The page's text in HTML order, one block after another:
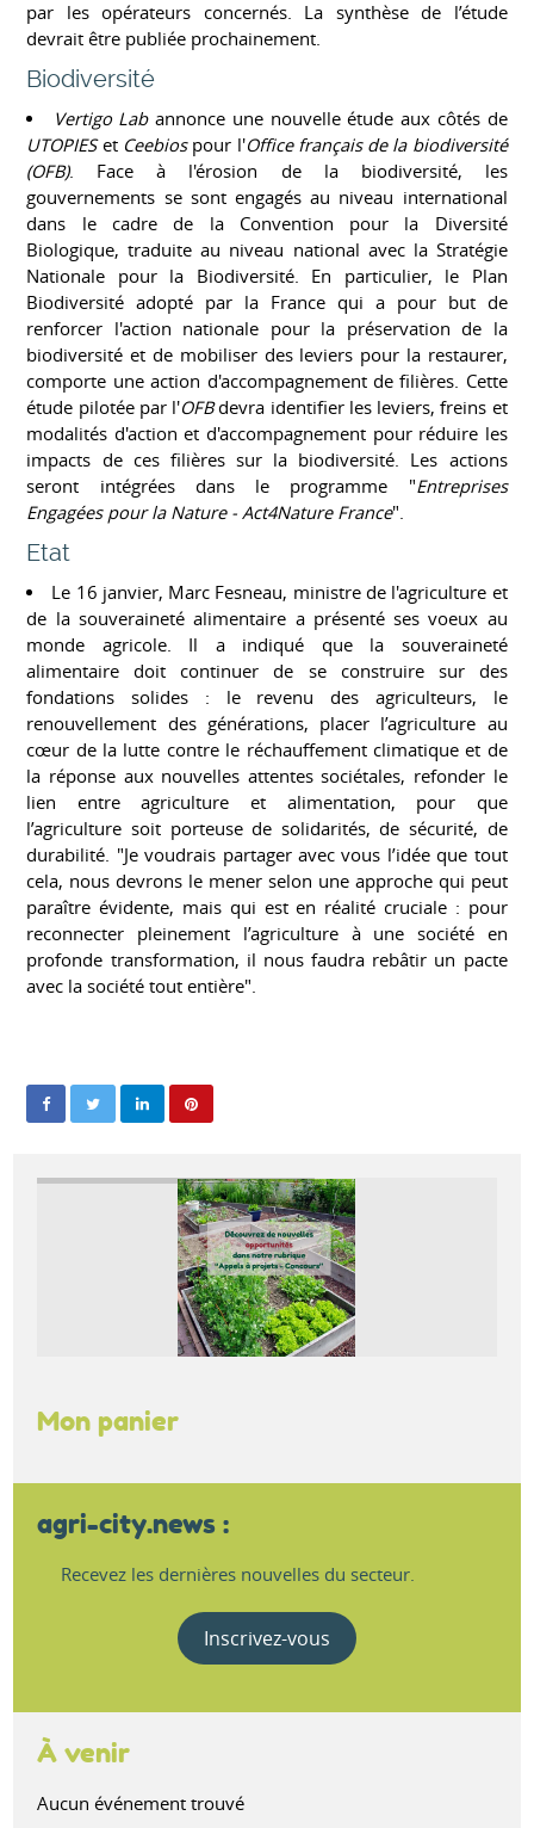
par les opérateurs concernés. La synthèse de l’étude
devrait être publiée prochainement.
Biodiversité
Vertigo Labannonce une nouvelle étude aux côtés de
UTOPIESet Ceebiospour l'Office français de la biodiversité
(OFB). Face à l'érosion de la biodiversité, les
gouvernements se sont engagés au niveau international
dans le cadre de la Convention pour la Diversité
Biologique, traduite au niveau national avec la Stratégie
Nationale pour la Biodiversité. En particulier, le Plan
Biodiversité adopté par la France qui a pour but de
renforcer l'action nationale pour la préservation de la
biodiversité et de mobiliser des leviers pour la restaurer,
comporte une action d'accompagnement de filières. Cette
étude pilotée par l'OFBdevra identifier les leviers, freins et
modalités d'action et d'accompagnement pour réduire les
impacts de ces filières sur la biodiversité. Les actions
seront intégrées dans le programme "Entreprises
Engagées pour la Nature - Act4Nature France".
Etat
Le 16 janvier, Marc Fesneau, ministre de l'agriculture et
de la souveraineté alimentaire a présenté ses voeux au
monde agricole. Il a indiqué que la souveraineté
alimentaire doit continuer de se construire sur des
fondations solides : le revenu des agriculteurs, le
renouvellement des générations, placer l’agriculture au
cœur de la lutte contre le réchauffement climatique et de
la réponse aux nouvelles attentes sociétales, refonder le
lien entre agriculture et alimentation, pour que
l’agriculture soit porteuse de solidarités, de sécurité, de
durabilité. "Je voudrais partager avec vous l’idée que tout
cela, nous devrons le mener selon une approche qui peut
paraître évidente, mais qui est en réalité cruciale : pour
reconnecter pleinement l’agriculture à une société en
profonde transformation, il nous faudra rebâtir un pacte
avec la société tout entière".
Mon panier
agri-city.news :
Recevez les dernières nouvelles du secteur.
Inscrivez-vous
À venir
Aucun événement trouvé